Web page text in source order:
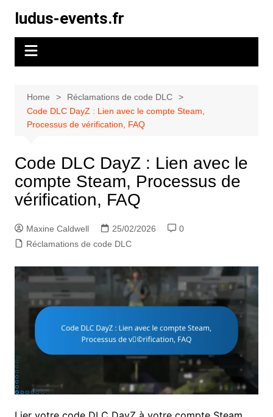
content
ludus-events.fr
Home
Réclamations de code DLC
Code DLC DayZ : Lien avec le compte Steam,
Processus de vérification, FAQ
Code DLC DayZ : Lien avec le
compte Steam, Processus de
vérification, FAQ
Maxine Caldwell 25/02/2026
0
Réclamations de code DLC